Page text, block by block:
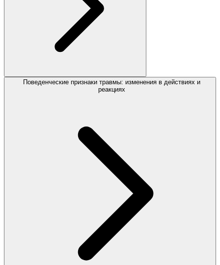
Поведенческие признаки травмы: изменения в действиях и
реакциях